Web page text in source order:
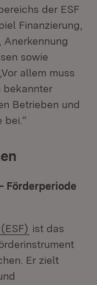
der ESF
Finanzierung,
Anerkennung
sowie
allem muss
bekannter
Betrieben und
bei.“
Förderperiode
(Öffnet in
ist das
Er zielt